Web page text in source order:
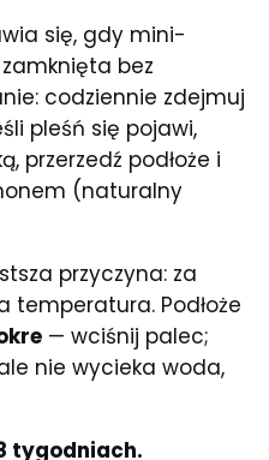
się, gdy mini-
bez
codziennie zdejmuj
pleśń się pojawi,
przerzedź podłoże i
(naturalny
przyczyna: za
temperatura. Podłoże
— wciśnij palec;
nie wycieka woda,
tygodniach.